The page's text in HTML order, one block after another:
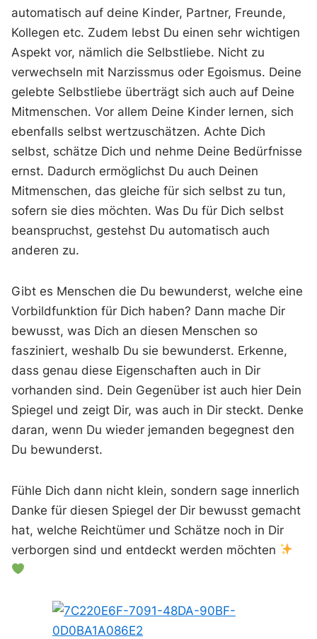
automatisch auf deine Kinder, Partner, Freunde,
Kollegen etc. Zudem lebst Du einen sehr wichtigen
Aspekt vor, nämlich die Selbstliebe. Nicht zu
verwechseln mit Narzissmus oder Egoismus. Deine
gelebte Selbstliebe überträgt sich auch auf Deine
Mitmenschen. Vor allem Deine Kinder lernen, sich
ebenfalls selbst wertzuschätzen. Achte Dich
selbst, schätze Dich und nehme Deine Bedürfnisse
ernst. Dadurch ermöglichst Du auch Deinen
Mitmenschen, das gleiche für sich selbst zu tun,
sofern sie dies möchten. Was Du für Dich selbst
beanspruchst, gestehst Du automatisch auch
anderen zu.
Gibt es Menschen die Du bewunderst, welche eine
Vorbildfunktion für Dich haben? Dann mache Dir
bewusst, was Dich an diesen Menschen so
fasziniert, weshalb Du sie bewunderst. Erkenne,
dass genau diese Eigenschaften auch in Dir
vorhanden sind. Dein Gegenüber ist auch hier Dein
Spiegel und zeigt Dir, was auch in Dir steckt. Denke
daran, wenn Du wieder jemanden begegnest den
Du bewunderst.
Fühle Dich dann nicht klein, sondern sage innerlich
Danke für diesen Spiegel der Dir bewusst gemacht
hat, welche Reichtümer und Schätze noch in Dir
verborgen sind und entdeckt werden möchten